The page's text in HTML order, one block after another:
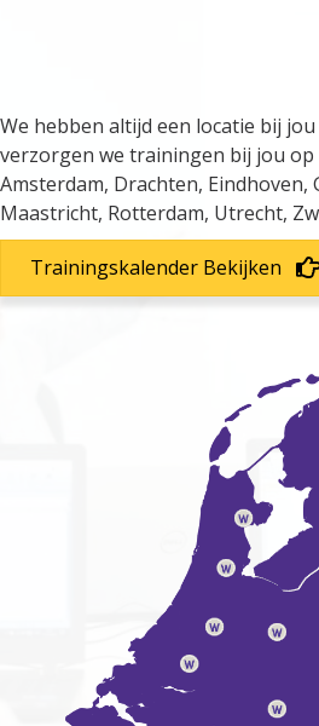
We hebben altijd een locatie bij
verzorgen we trainingen bij jou op
Amsterdam, Drachten, Eindhoven,
Maastricht, Rotterdam, Utrecht,
Trainingskalender Bekijken